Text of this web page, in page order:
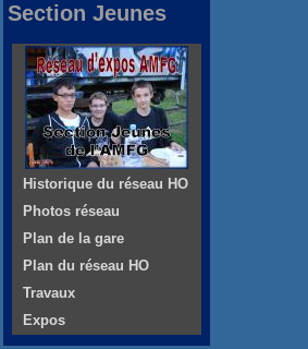
Section Jeunes
Historique du réseau HO
Photos réseau
Plan de la gare
Plan du réseau HO
Travaux
Expos